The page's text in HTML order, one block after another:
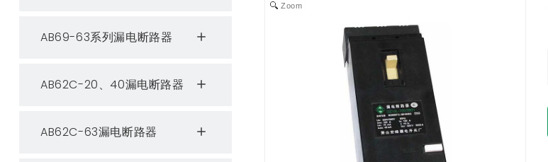
AB69-63系列漏电断路器
AB62C-20、40漏电断路器
AB62C-63漏电断路器
Zoom